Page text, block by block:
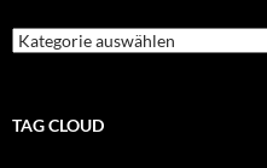
Suche
nach
TAG CLOUD